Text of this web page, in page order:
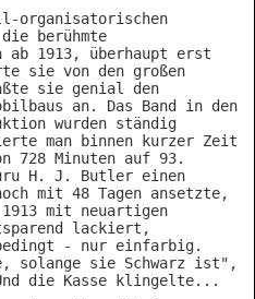
organisatorischen
berühmte
ab 1913, überhaupt erst
sie von den großen
sie genial den
an. Das Band in den
wurden ständig
man binnen kurzer Zeit
728 Minuten auf 93.
H. J. Butler einen
mit 48 Tagen ansetzte,
1913 mit neuartigen
lackiert,
- nur einfarbig.
solange sie Schwarz ist",
die Kasse klingelte...